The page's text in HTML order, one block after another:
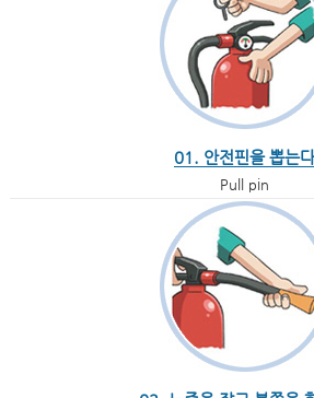
01. 안전핀을 뽑는
Pull pin